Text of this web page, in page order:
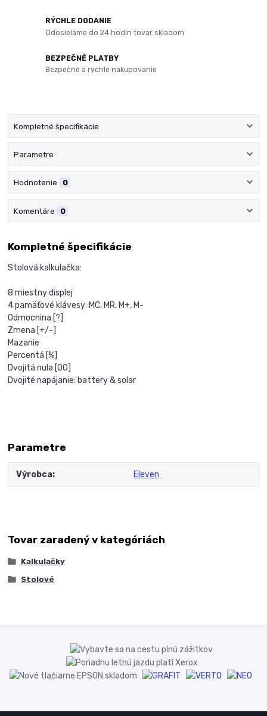
RÝCHLE DODANIE
Odosielame do 24 hodín tovar skladom
BEZPEČNÉ PLATBY
Bezpečné a rýchle nakupovanie
Kompletné špecifikácie
Parametre
Hodnotenie 0
Komentáre 0
Kompletné špecifikácie
Stolová kalkulačka:
8 miestny displej
4 pamäťové klávesy: MC, MR, M+, M-
Odmocnina [?]
Zmena [+/-]
Mazanie
Percentá [%]
Dvojitá nula [00]
Dvojité napájanie: battery & solar
Parametre
Výrobca Eleven
Tovar zaradený v kategóriách
Kalkulačky
Stolové